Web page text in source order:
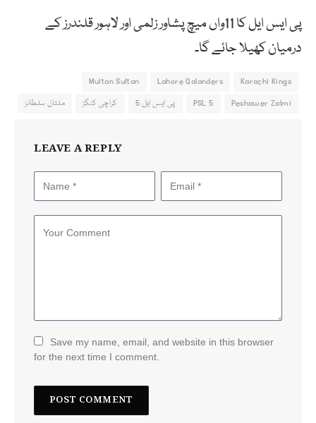
پی ایس ایل کا 11واں میچ پشاور زلمی اور لاہور قلندرز کے
درمیان کھیلا جائے گا۔
Karachi Kings
Lahore Qalanders
Multan Sultan
Peshawer Zalmi
PSL 5 پی ایس ایل 5 کراچی کنگز ملتان سلطانز
LEAVE A REPLY
Save my name, email, and website in this browser
for the next time I comment.